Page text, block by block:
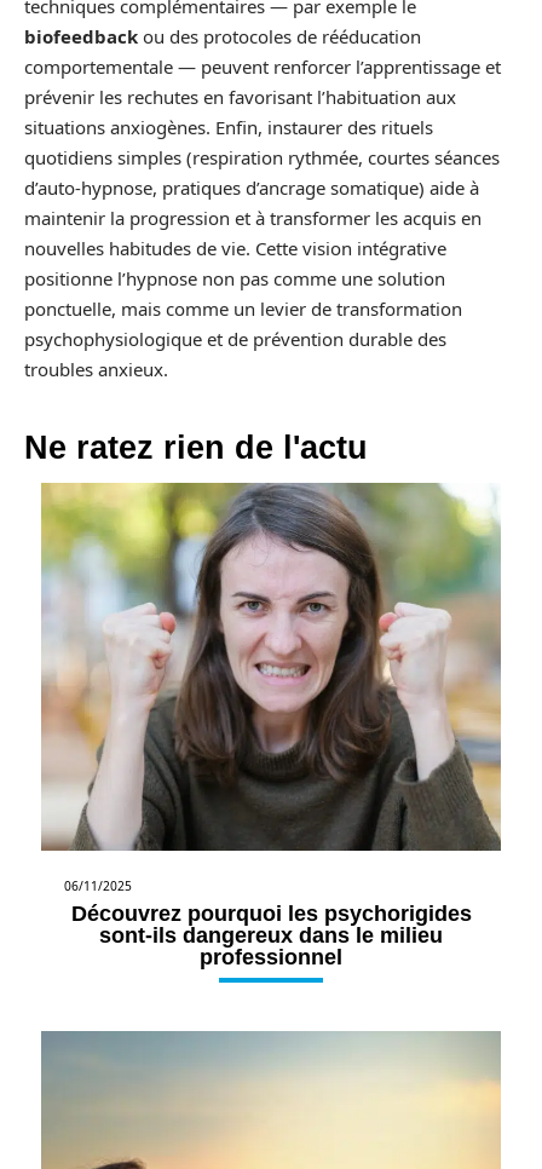
techniques complémentaires — par exemple le
biofeedback ou des protocoles de rééducation
comportementale — peuvent renforcer l’apprentissage et
prévenir les rechutes en favorisant l’habituation aux
situations anxiogènes. Enfin, instaurer des rituels
quotidiens simples (respiration rythmée, courtes séances
d’auto-hypnose, pratiques d’ancrage somatique) aide à
maintenir la progression et à transformer les acquis en
nouvelles habitudes de vie. Cette vision intégrative
positionne l’hypnose non pas comme une solution
ponctuelle, mais comme un levier de transformation
psychophysiologique et de prévention durable des
troubles anxieux.
Ne ratez rien de l'actu
06/11/2025
Découvrez pourquoi les psychorigides
sont-ils dangereux dans le milieu
professionnel